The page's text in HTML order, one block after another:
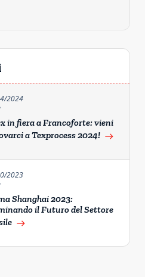
2024
in fiera a Francoforte: vieni
a Texprocess 2024! east
2023
Shanghai 2023:
il Futuro del Settore
east